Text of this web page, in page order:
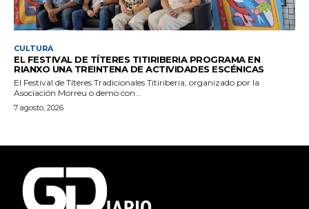
CULTURA
EL FESTIVAL DE TÍTERES TITIRIBERIA PROGRAMA EN
RIANXO UNA TREINTENA DE ACTIVIDADES ESCÉNICAS
El Festival de Títeres Tradicionales Titiriberia, organizado por la
Asociación Morreu o demo con...
7 agosto, 2026